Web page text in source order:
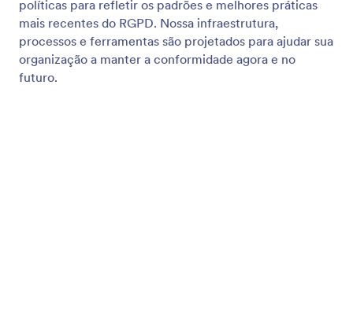
Autenticação de Dois Fatores